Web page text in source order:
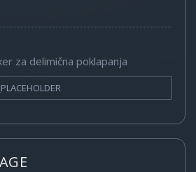
za delimična poklapanja